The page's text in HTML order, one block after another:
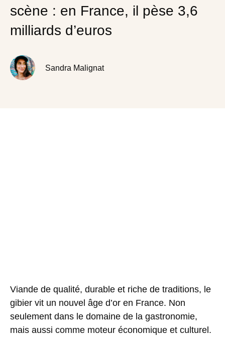
scène : en France, il pèse 3,6
milliards d’euros
Sandra Malignat
Viande de qualité, durable et riche de traditions, le
gibier vit un nouvel âge d’or en France. Non
seulement dans le domaine de la gastronomie,
mais aussi comme moteur économique et culturel.